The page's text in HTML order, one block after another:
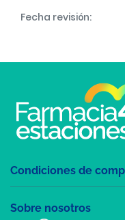
Fecha revisión:
Condiciones de
Sobre nosotros